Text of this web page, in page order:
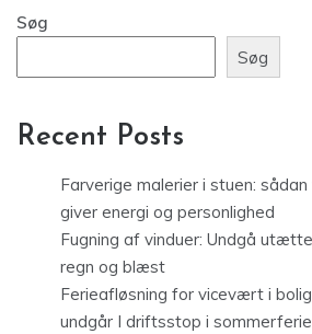
Søg
Søg
Recent Posts
Farverige malerier i stuen:
giver energi og personlighed
Fugning af vinduer: Undgå
regn og blæst
Ferieafløsning for vicevært i
undgår I driftsstop i